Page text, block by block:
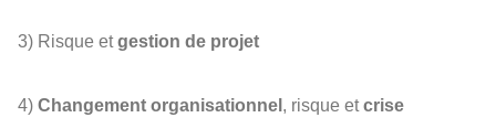
3) Risque etgestion de projet
4) Changement organisationnel , risque etcrise